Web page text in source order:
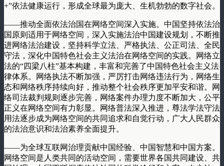
+”依法健康运行，形成全球最为庞大、生机勃勃的数字社会。
——推动全面依法治国在网络空间深入实施。中国坚持依法治
国原则适用于网络空间，深入实施法治中国建设规划，不断推
进网络法治建设，坚持科学立法、严格执法、公正司法、全民
守法，深化中国特色社会主义法治在网络空间的实践。网络立
法的“四梁八柱”基本构建，丰富和完善了中国特色社会主义法
律体系。网络执法不断加强，严厉打击网络违法行为，网络生
态和网络秩序持续向好，推动整个社会秩序更加平安和谐。网
络司法裁判规则逐步完善，网络案件办理力度不断加大，公平
正义在网络空间有力彰显。网络普法深入推进，尊法学法守法
用法逐步成为网络空间的共同追求和自觉行动，广大人民群众
的法治意识和法治素养全面提升。
——为全球互联网治理贡献中国经验、中国智慧和中国方案。
网络空间是人类共同的活动空间，需要世界各国共同建设、共